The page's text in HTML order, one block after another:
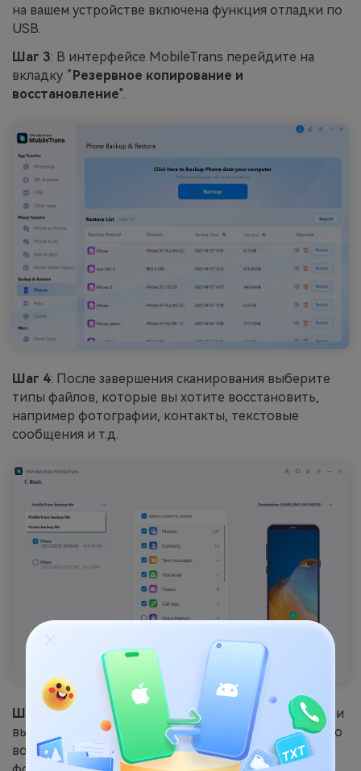
на вашем устройстве включена функция отладки по
USB.
Шаг 3: В интерфейсе MobileTrans перейдите на
вкладку ” Резервное копирование и
восстановление".
Шаг 4: После завершения сканирования выберите
типы файлов, которые вы хотите восстановить,
например фотографии, контакты, текстовые
сообщения и т.д.
Шаг 5: MobileTrans просканирует ваше устройство и
выведет список удаленных файлов, которые можно
восстановить. Просмотрите и выберите